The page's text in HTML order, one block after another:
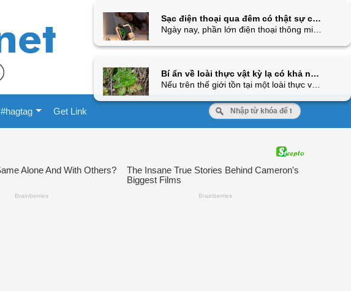
#hagtag Get Link
Sạc điện thoại qua đêm có thật sự chai pin như nhiều người vẫn tưởng? Câu trả lời hóa ra lại khác
Bí ẩn về loài thực vật kỳ lạ có khả năng tự "cải tử hoàn sinh" giữa sa mạc khắc nghiệt